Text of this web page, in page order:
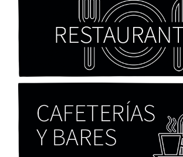
Cocaína Negra de Cristóbal
Paloma Pulisci